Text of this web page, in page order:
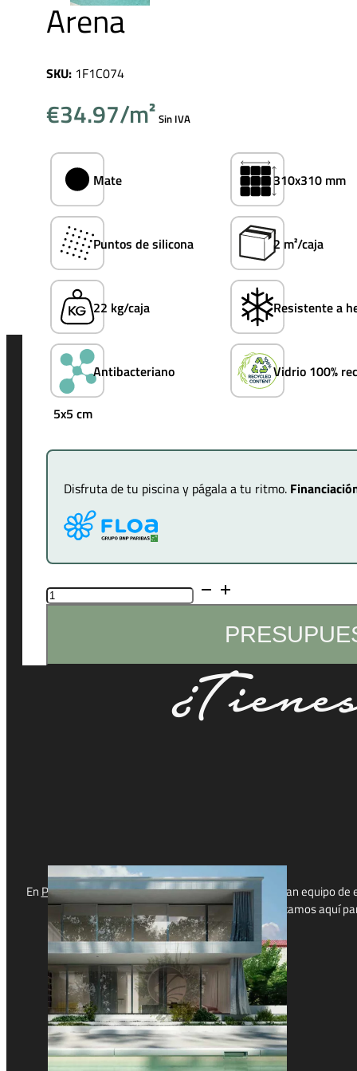
Arena
SKU: 1F1C074
€34.97 Sin IVA
Mate 310x310 mm
Puntos de silicona 2 m²/caja
22 kg/caja Resistente a
Antibacteriano Vidrio 100%
5x5 cm
Disfruta de tu piscina y págala a tu ritmo.
Arena
cantidad
En Piedra de Bali, estamos orgullosos de tener un gran equipo
grande o pequeño, estamos aquí